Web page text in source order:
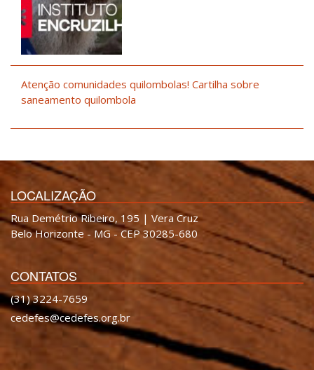
Atenção comunidades quilombolas! Cartilha sobre
saneamento quilombola
LOCALIZAÇÃO
Rua Demétrio Ribeiro, 195 | Vera Cruz
Belo Horizonte - MG - CEP 30285-680
CONTATOS
(31) 3224-7659
cedefes@cedefes.org.br